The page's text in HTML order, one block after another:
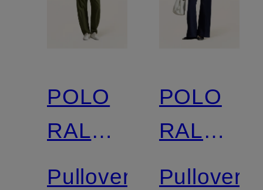
POLO
RALPH
LAUREN
Pullover
POLO
RALPH
LAUREN
Pullover